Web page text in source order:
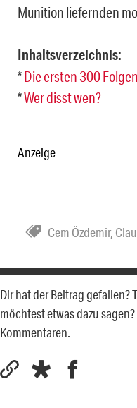
Munition liefernden
Inhaltsverzeichnis:
*Die ersten 300
*Wer disst wen?
Anzeige
Cem Özdemir,
Dir hat der Beitrag gefallen?
möchtest etwas dazu
Kommentaren.